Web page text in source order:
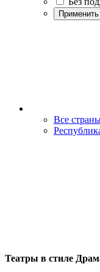
Применить
Все
Театры в стиле